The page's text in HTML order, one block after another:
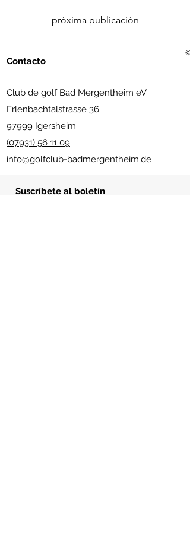
próxima publicación
Contacto
Club de golf Bad Mergentheim eV
Erlenbachtalstrasse 36
97999 Igersheim
(07931) 56 11 09
info@golfclub-badmergentheim.de
Suscríbete al boletín